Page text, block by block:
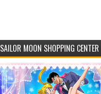
SAILOR MOON SHOPPING CENTER